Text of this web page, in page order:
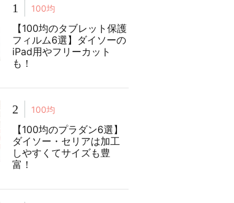
1 100均
【100均のタブレット保護
フィルム6選】ダイソーの
iPad用やフリーカット
も！
2 100均
【100均のプラダン6選】
ダイソー・セリアは加工
しやすくてサイズも豊
富！